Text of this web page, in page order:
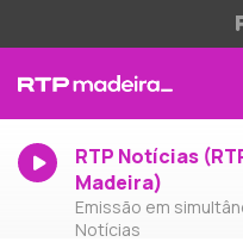
RTP Notícias
Madeira)
Emissão em
Notícias